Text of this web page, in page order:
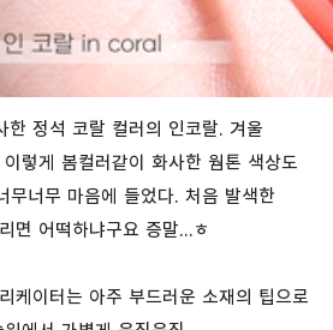
한 정석 코랄 컬러의 인코랄. 겨울
렇게 봄컬러같이 화사한 웜톤 색상도
무너무 마음에 들었다. 처음 발색한
면 어떡하냐구요 증말...ㅎ
케이터는 아주 부드러운 소재의 팁으로